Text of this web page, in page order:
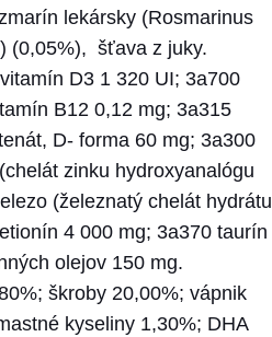
lekársky (Rosmarinus
(0,05%), šťava z juky.
D3 1 320 UI; 3a700
B12 0,12 mg; 3a315
D- forma 60 mg; 3a300
zinku hydroxyanalógu
(železnatý chelát hydrátu
4 000 mg; 3a370 taurín
olejov 150 mg.
škroby 20,00%; vápnik
kyseliny 1,30%; DHA